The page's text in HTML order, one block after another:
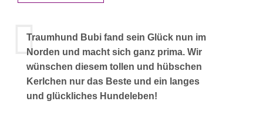
Traumhund Bubi fand sein Glück nun im
Norden und macht sich ganz prima. Wir
wünschen diesem tollen und hübschen
Kerlchen nur das Beste und ein langes
und glückliches Hundeleben!